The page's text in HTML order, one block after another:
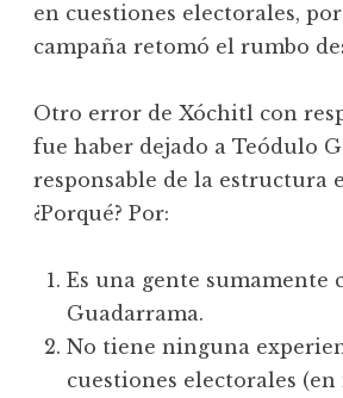
en cuestiones electorales,
campaña retomó el rumbo
Otro error de Xóchitl con
fue haber dejado a Teódulo
responsable de la estructura
¿Porqué? Por:
Es una gente sumamente
Guadarrama.
No tiene ninguna
cuestiones electorales (en